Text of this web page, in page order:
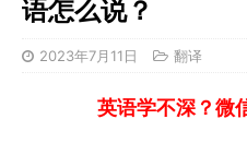
语怎么说？
2023年7月11日 翻译
英语学不深？微